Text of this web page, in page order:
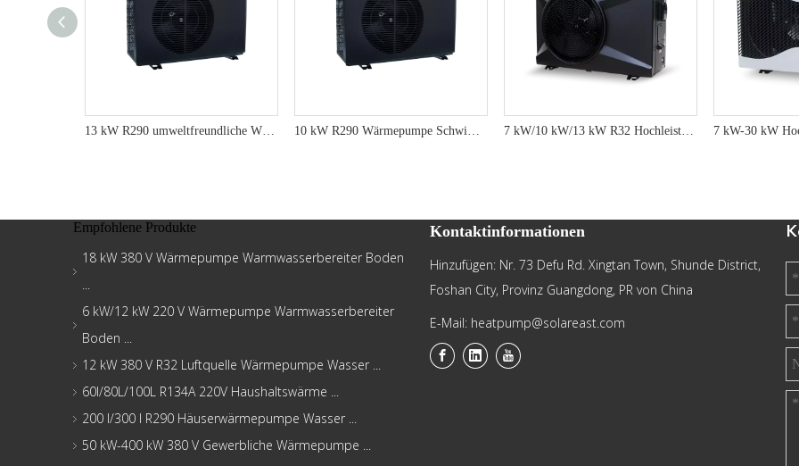
13 kW R290 umweltfreundliche Wärmepumpe für maximale Effizienz 10 kW R290 Wärmepumpe Schwimmbadheizung verbessert die Leistung mit SG-fähig 7 kW/10 kW/13 kW R32 Hochleistungs-Pool-Wärmepumpe mit fortschrittlicher Energieeffizienz und Umweltvorteile
Empfohlene Produkte
18 kW 380 V Wärmepumpe Warmwasserbereiter Boden
...
6 kW/12 kW 220 V Wärmepumpe Warmwasserbereiter
Boden ...
12 kW 380 V R32 Luftquelle Wärmepumpe Wasser ...
60l/80L/100L R134A 220V Haushaltswärme ...
200 l/300 l R290 Häuserwärmepumpe Wasser ...
50 kW-400 kW 380 V Gewerbliche Wärmepumpe ...
Kontaktinformationen
Hinzufügen: Nr. 73 Defu Rd. Xingtan Town, Shunde District,
Foshan City, Provinz Guangdong, PR von China
E-Mail: heatpump@solareast.com